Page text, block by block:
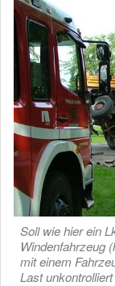
Soll wie hier ein
Windenfahrzeug
mit einem
Last